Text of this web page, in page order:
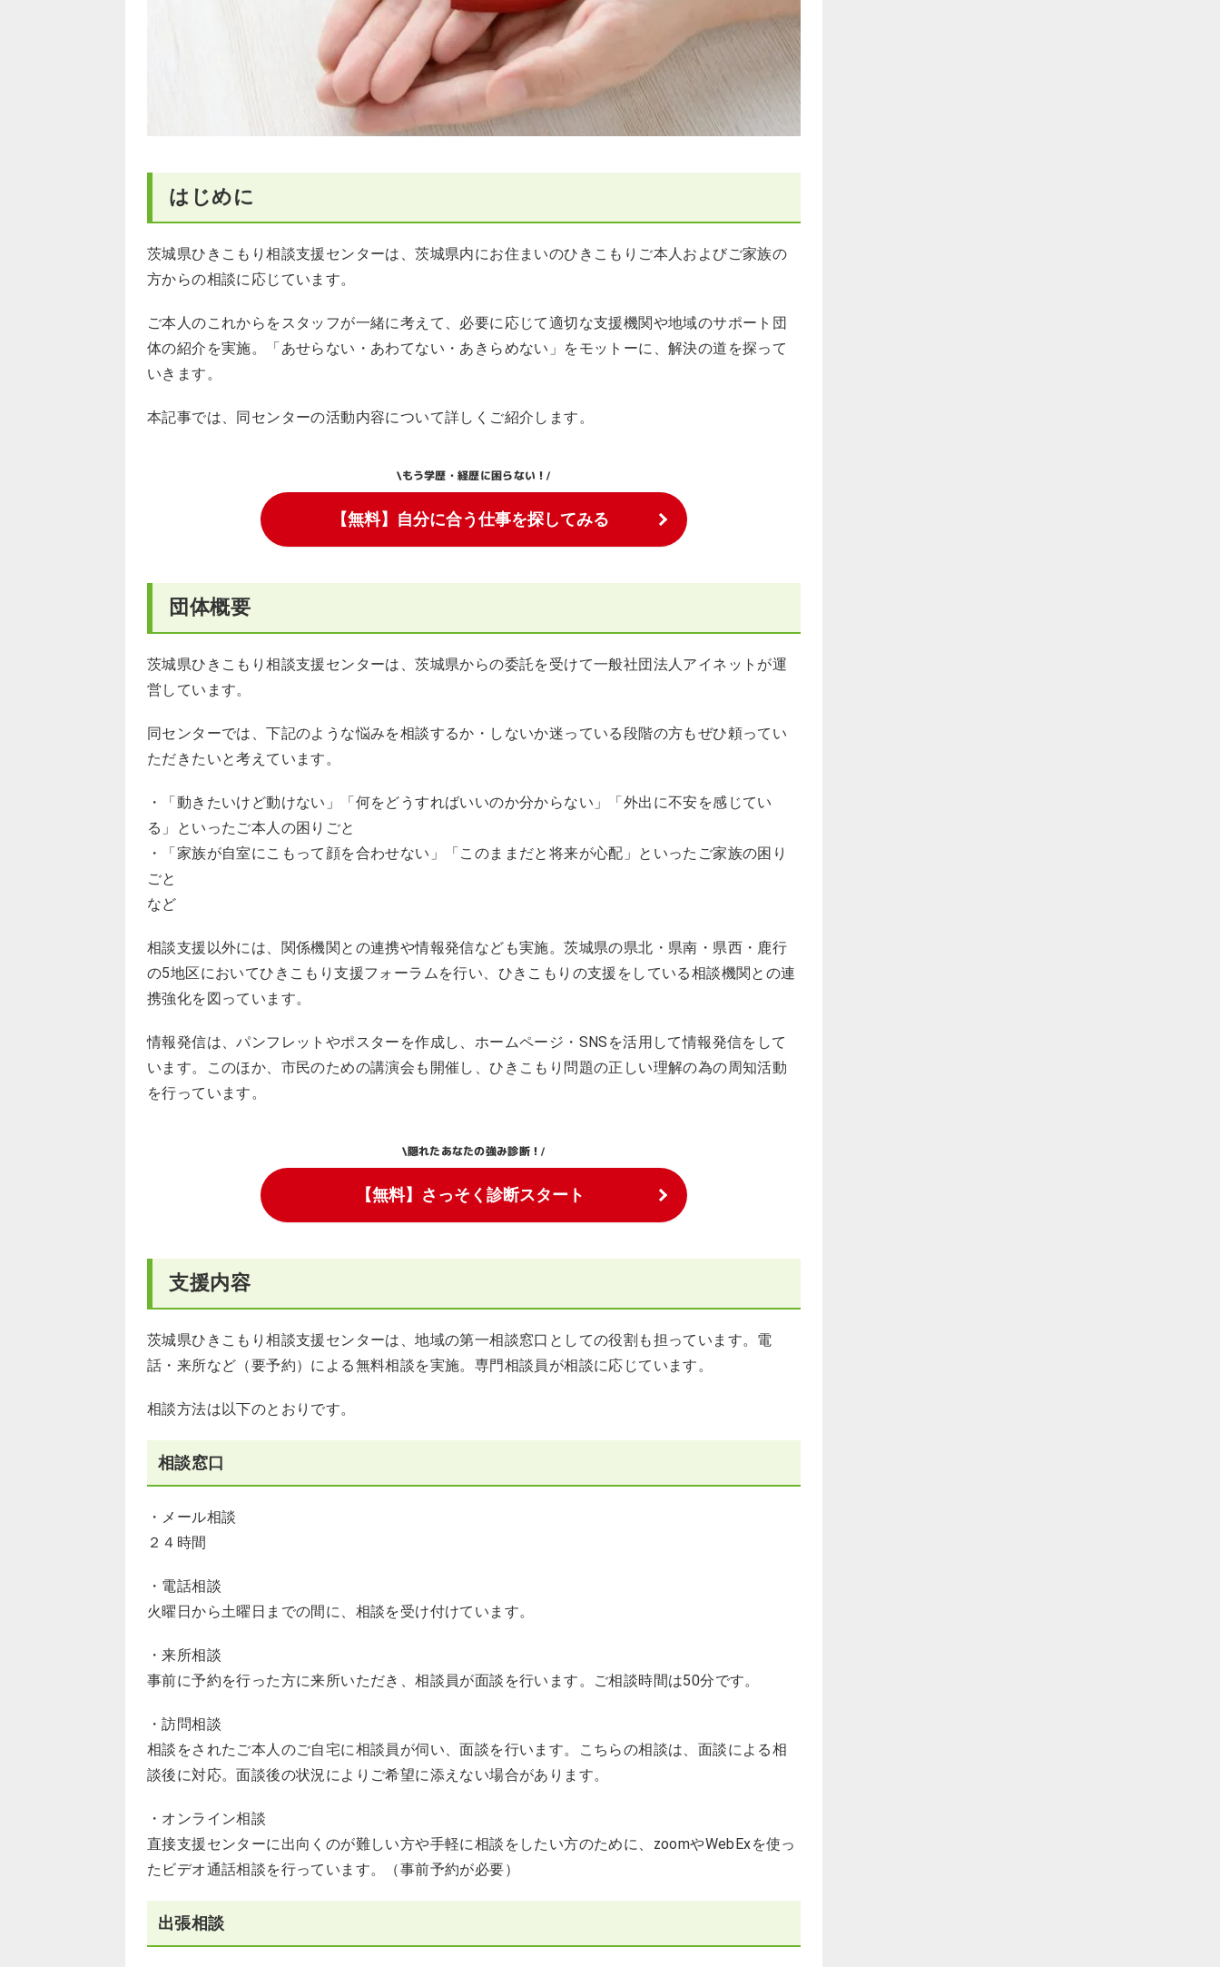
はじめに
茨城県ひきこもり相談支援センターは、茨城県内にお住まいのひきこもりご本人およびご家族の
方からの相談に応じています。
ご本人のこれからをスタッフが一緒に考えて、必要に応じて適切な支援機関や地域のサポート団
体の紹介を実施。「あせらない・あわてない・あきらめない」をモットーに、解決の道を探って
いきます。
本記事では、同センターの活動内容について詳しくご紹介します。
\もう学歴・経歴に困らない！/
【無料】自分に合う仕事を探してみる
団体概要
茨城県ひきこもり相談支援センターは、茨城県からの委託を受けて一般社団法人アイネットが運
営しています。
同センターでは、下記のような悩みを相談するか・しないか迷っている段階の方もぜひ頼ってい
ただきたいと考えています。
・「動きたいけど動けない」「何をどうすればいいのか分からない」「外出に不安を感じてい
る」といったご本人の困りごと
・「家族が自室にこもって顔を合わせない」「このままだと将来が心配」といったご家族の困り
ごと
など
相談支援以外には、関係機関との連携や情報発信なども実施。茨城県の県北・県南・県西・鹿行
の5地区においてひきこもり支援フォーラムを行い、ひきこもりの支援をしている相談機関との連
携強化を図っています。
情報発信は、パンフレットやポスターを作成し、ホームページ・SNSを活用して情報発信をして
います。このほか、市民のための講演会も開催し、ひきこもり問題の正しい理解の為の周知活動
を行っています。
\隠れたあなたの強み診断！/
【無料】さっそく診断スタート
支援内容
茨城県ひきこもり相談支援センターは、地域の第一相談窓口としての役割も担っています。電
話・来所など（要予約）による無料相談を実施。専門相談員が相談に応じています。
相談方法は以下のとおりです。
相談窓口
・メール相談
２４時間
・電話相談
火曜日から土曜日までの間に、相談を受け付けています。
・来所相談
事前に予約を行った方に来所いただき、相談員が面談を行います。ご相談時間は50分です。
・訪問相談
相談をされたご本人のご自宅に相談員が伺い、面談を行います。こちらの相談は、面談による相
談後に対応。面談後の状況によりご希望に添えない場合があります。
・オンライン相談
直接支援センターに出向くのが難しい方や手軽に相談をしたい方のために、zoomやWebExを使っ
たビデオ通話相談を行っています。（事前予約が必要）
出張相談